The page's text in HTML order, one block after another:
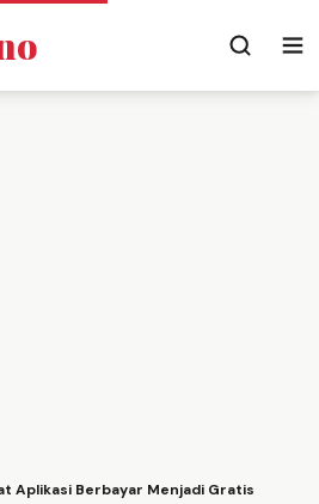
Aplikasi Berbayar Menjadi Gratis